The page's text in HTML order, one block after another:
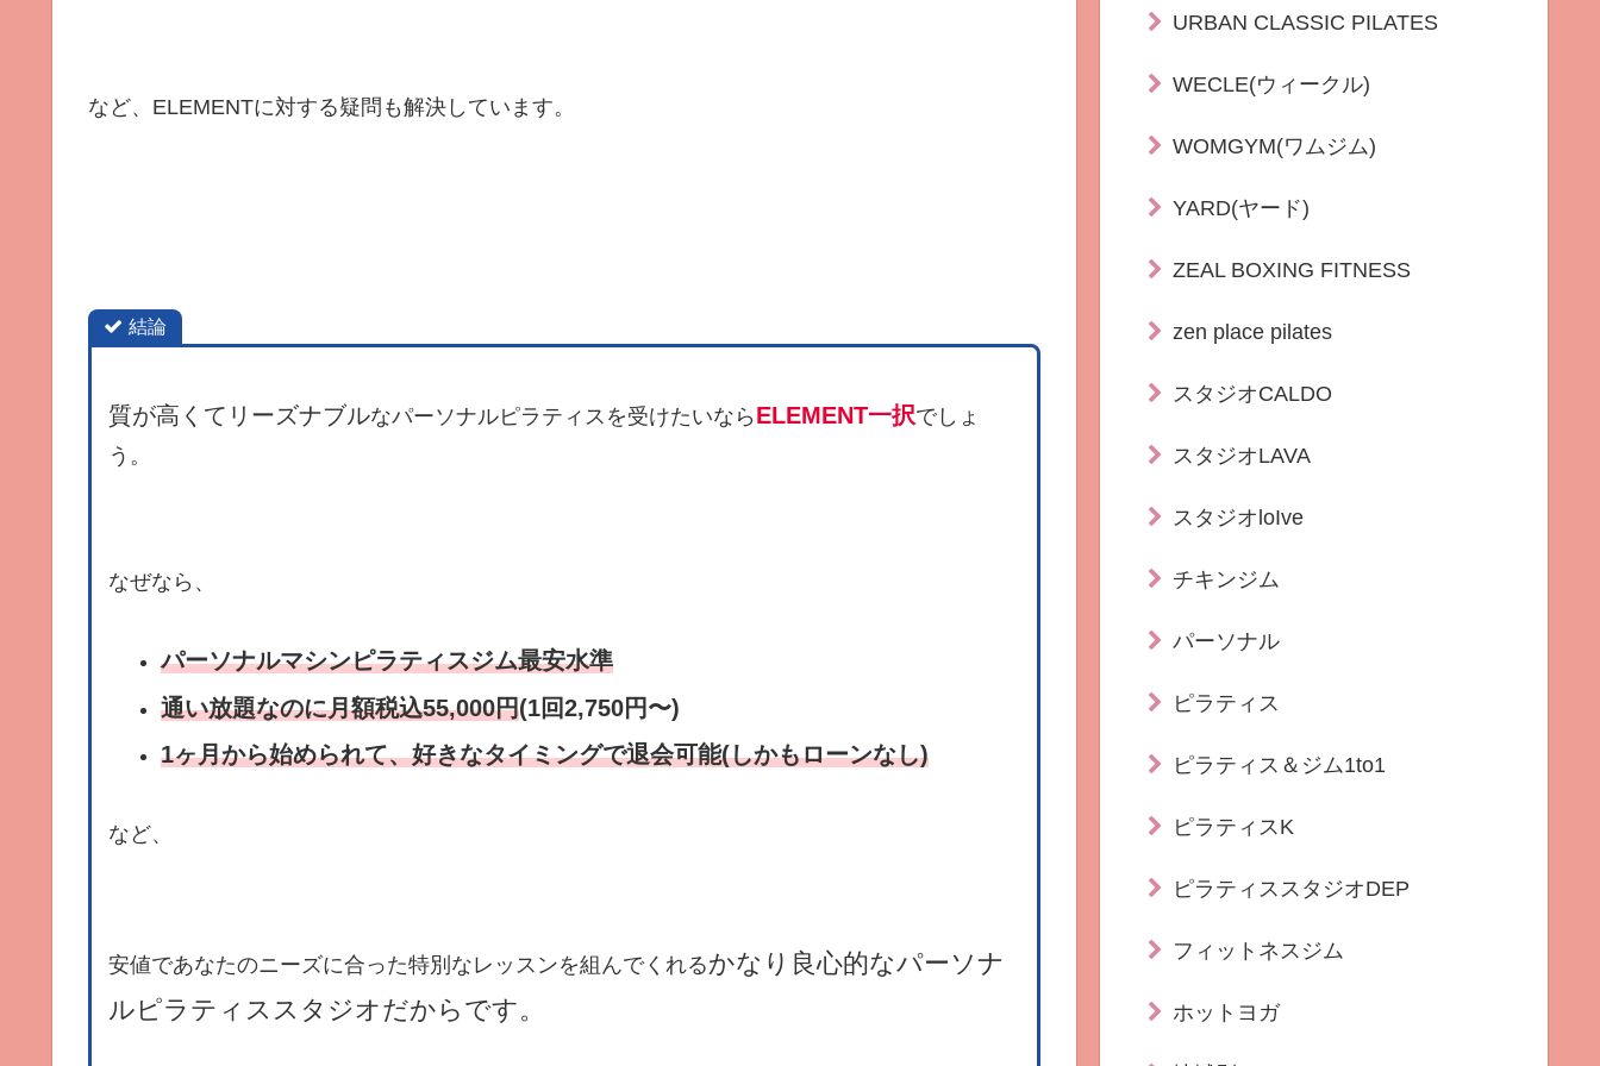
など、ELEMENTに対する疑問も解決しています。
結論
質が高くてリーズナブルなパーソナルピラティスを受けたいなら ELEMENT一択でしょ
う。
なぜなら、
パーソナルマシンピラティスジム最安水準
通い放題なのに月額税込55,000円(1回2,750円〜)
1ヶ月から始められて、好きなタイミングで退会可能(しかもローンなし)
など、
安値であなたのニーズに合った特別なレッスンを組んでくれるかなり良心的なパーソナ
ルピラティススタジオだからです。
URBAN CLASSIC PILATES
WECLE(ウィークル)
WOMGYM(ワムジム)
YARD(ヤード)
ZEAL BOXING FITNESS
zen place pilates
スタジオCALDO
スタジオLAVA
スタジオloIve
チキンジム
パーソナル
ピラティス
ピラティス＆ジム1to1
ピラティスK
ピラティススタジオDEP
フィットネスジム
ホットヨガ